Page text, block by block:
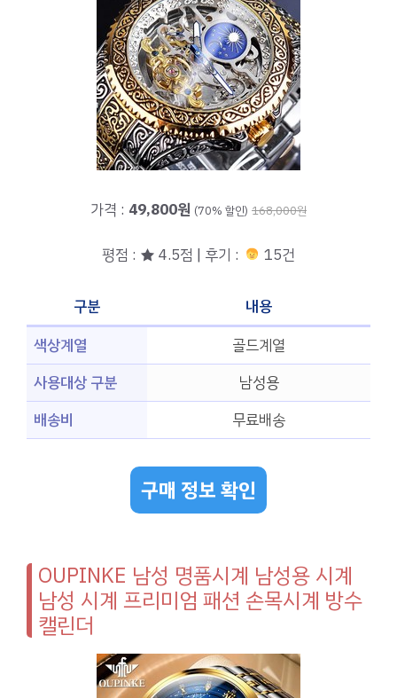
가격 : 49,800원 (70% 할인) 168,000원
평점 : ★ 4.5점 | 후기 : 15건
구분
내용
색상계열
골드계열
사용대상 구분
남성용
배송비
무료배송
구매 정보 확인
OUPINKE 남성 명품시계 남성용 시계
남성 시계 프리미엄 패션 손목시계 방수
캘린더